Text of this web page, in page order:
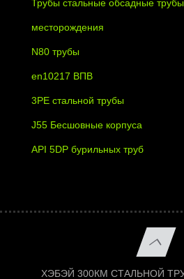
Трубы стальные обсадные
месторождения
N80 трубы
en10217 ВПВ
3PE стальной трубы
J55 Бесшовные корпуса
API 5DP бурильных труб
ХЭБЭЙ 300КМ СТАЛЬНОЙ